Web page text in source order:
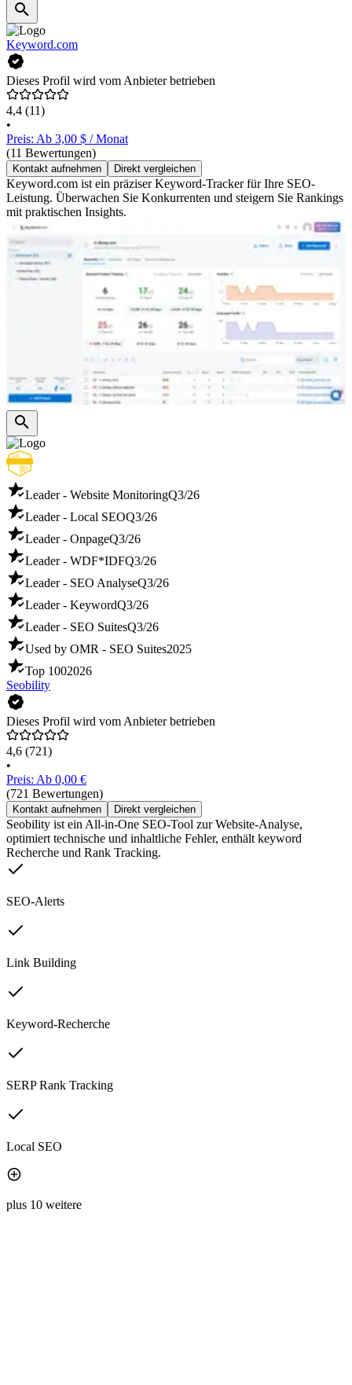
Keyword.com
Dieses Profil wird vom Anbieter betrieben
4,4 (11)
•
Preis: Ab 3,00 $ / Monat
(11 Bewertungen)
Kontakt aufnehmen Direkt vergleichen
Keyword.com ist ein präziser Keyword-Tracker für Ihre SEO-
Leistung. Überwachen Sie Konkurrenten und steigern Sie Rankings
mit praktischen Insights.
Leader - Website MonitoringQ3/26
Leader - Local SEOQ3/26
Leader - OnpageQ3/26
Leader - WDF*IDFQ3/26
Leader - SEO AnalyseQ3/26
Leader - KeywordQ3/26
Leader - SEO SuitesQ3/26
Used by OMR - SEO Suites2025
Top 1002026
Seobility
Dieses Profil wird vom Anbieter betrieben
4,6 (721)
•
Preis: Ab 0,00 €
(721 Bewertungen)
Kontakt aufnehmen Direkt vergleichen
Seobility ist ein All-in-One SEO-Tool zur Website-Analyse,
optimiert technische und inhaltliche Fehler, enthält keyword
Recherche und Rank Tracking.
SEO-Alerts
Link Building
Keyword-Recherche
SERP Rank Tracking
Local SEO
plus 10 weitere